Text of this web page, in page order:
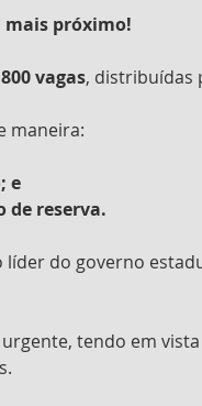
mais próximo!
800 vagas, distribuídas
maneira:
e
de reserva.
do governo
tendo em